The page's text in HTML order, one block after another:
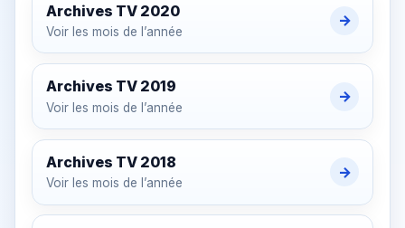
Archives TV 2020
Voir les mois de l’année
→
Archives TV 2019
Voir les mois de l’année
→
Archives TV 2018
Voir les mois de l’année
→